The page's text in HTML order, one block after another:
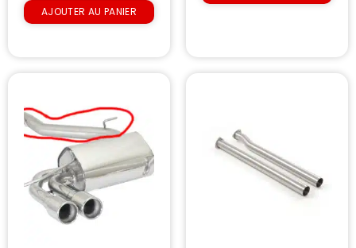
AJOUTER AU PANIER